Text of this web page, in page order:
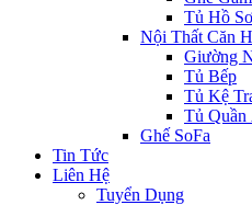
Tủ Hồ Sơ
Nội Thất Căn
Giường
Tủ Bếp
Tủ Kệ
Tủ Quần
Ghế SoFa
Tin Tức
Liên Hệ
Tuyển Dụng